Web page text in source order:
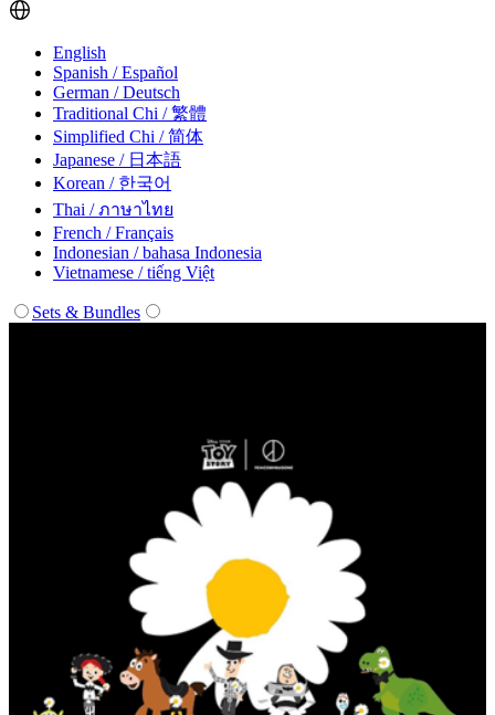
English
Spanish / Español
German / Deutsch
Traditional Chi / 繁體
Simplified Chi / 简体
Japanese / 日本語
Korean / 한국어
Thai / ภาษาไทย
French / Français
Indonesian / bahasa Indonesia
Vietnamese / tiếng Việt
Sets & Bundles